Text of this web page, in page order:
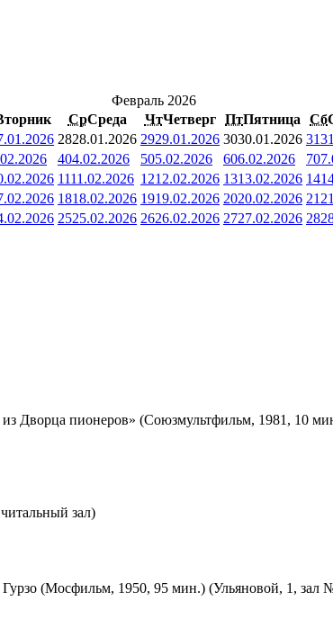
Февраль 2026
СрСреда ЧтЧетверг ПтПятница Сб
2828.01.2026 2929.01.2026 3030.01.2026 31
404.02.2026 505.02.2026 606.02.2026 7
1111.02.2026 1212.02.2026 1313.02.2026 14
1818.02.2026 1919.02.2026 2020.02.2026 21
2525.02.2026 2626.02.2026 2727.02.2026 28
пионеров» (Союзмультфильм, 1981, 10
зал)
(Мосфильм, 1950, 95 мин.) (Ульяновой, 1, зал